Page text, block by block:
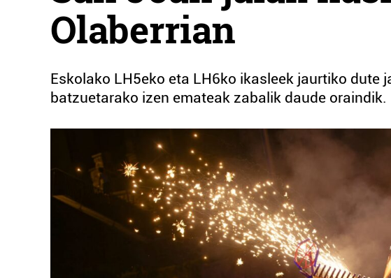
Olaberrian
Eskolako LH5eko eta LH6ko ikasleek jaurtiko dute
batzuetarako izen emateak zabalik daude oraindik.